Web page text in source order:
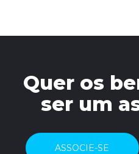
Quer os
ser um
ASSOCIE-SE